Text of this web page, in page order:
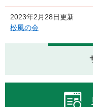
2023年2月28日更新
松風の会